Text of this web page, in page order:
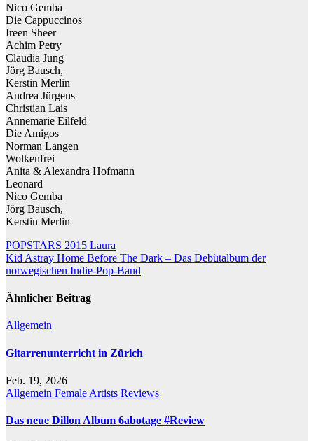
Nico Gemba
Die Cappuccinos
Ireen Sheer
Achim Petry
Claudia Jung
Jörg Bausch,
Kerstin Merlin
Andrea Jürgens
Christian Lais
Annemarie Eilfeld
Die Amigos
Norman Langen
Wolkenfrei
Anita & Alexandra Hofmann
Leonard
Nico Gemba
Jörg Bausch,
Kerstin Merlin
Beitragsnavigation
POPSTARS 2015 Laura
Kid Astray Home Before The Dark – Das Debütalbum der
norwegischen Indie-Pop-Band
Ähnlicher Beitrag
Allgemein
Gitarrenunterricht in Zürich
Feb. 19, 2026
Allgemein Female Artists Reviews
Das neue Dillon Album 6abotage #Review